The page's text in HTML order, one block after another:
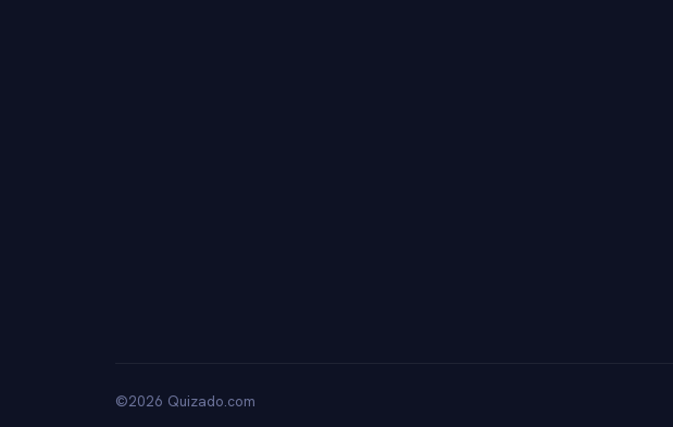
©2026 Quizado.com